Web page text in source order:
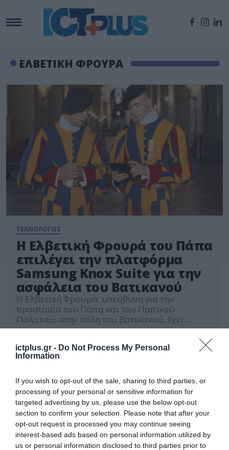
ictplus.gr - Do Not Process My Personal
Information
If you wish to opt-out of the sale, sharing to third parties, or
processing of your personal or sensitive information for
targeted advertising by us, please use the below opt-out
section to confirm your selection. Please note that after your
opt-out request is processed you may continue seeing
interest-based ads based on personal information utilized by
us or personal information disclosed to third parties prior to
ΕΛΒΕΤΙΚΗ ΦΡΟΥΡΑ
ΤΕΧΝΟΛΟΓΙΕΣ
Η Ελβετική Φρουρά του Πάπα
επιλέγει την πλατφόρμα
Samsung Knox Suite για την
ασφάλεια του Βατικανού
Η Ελβετική Φρουρά, υπεύθυνη για την
προστασία του Πάπα και του Παπικού
Παλατιού στην πόλη του Βατικανού, έχει
επιλέξει για την ασφάλεια της το Knox Suite, την
διαχείρισης φορητών συσκευών της Samsung
Electronics, που προσφέρει ένα ευρύ φάσμα
τοποθεσία που επισκέπτονται 25.000 τουρίστες
κατά μέσο […]